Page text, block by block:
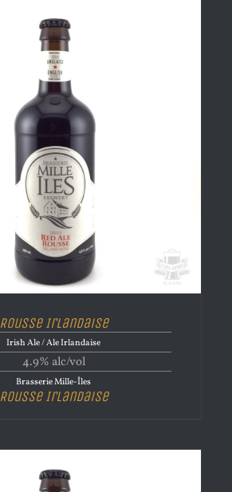
Rousse Irlandaise
Irish Ale / Ale Irlandaise
4.9% alc/vol
Brasserie Mille-Îles
Rousse Irlandaise